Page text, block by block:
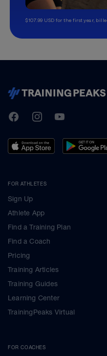
$107.99 USD for the first year,
TrainingPeaks
FacebookInstagramYoutube
FOR ATHLETES
Sign Up
Athlete App
Find a Training Plan
Find a Coach
Pricing
Training Articles
Training Guides
Learning Center
TrainingPeaks Virtual
FOR COACHES